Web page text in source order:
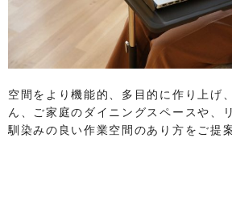
空間をより機能的、多目的に作り上げ
ん、ご家庭のダイニングスペースや、
馴染みの良い作業空間のあり方をご提